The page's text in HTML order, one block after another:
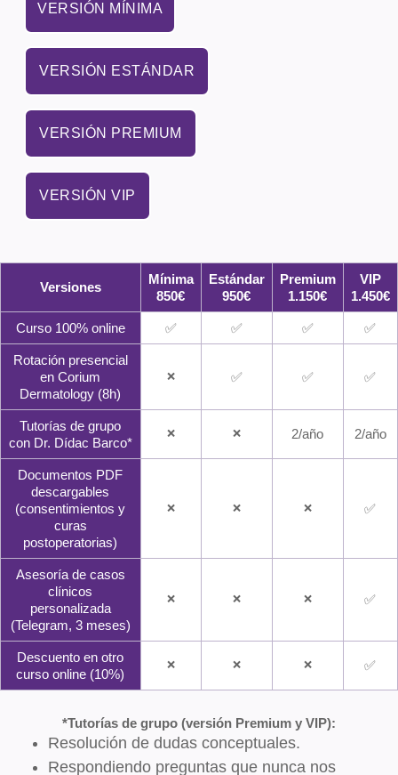
VERSIÓN MÍNIMA
VERSIÓN ESTÁNDAR
VERSIÓN PREMIUM
VERSIÓN VIP
Versiones
Mínima
850€
Estándar
950€
Premium
1.150€
VIP
1.450€
Curso 100% online ✅ ✅ ✅ ✅
Rotación presencial
en Corium
Dermatology (8h)
❌ ✅ ✅ ✅
Tutorías de grupo
con Dr. Dídac Barco*
❌ ❌ 2/año 2/año
Documentos PDF
descargables
(consentimientos y
curas
postoperatorias)
❌ ❌ ❌ ✅
Asesoría de casos
clínicos
personalizada
(Telegram, 3 meses)
❌ ❌ ❌ ✅
Descuento en otro
curso online (10%)
❌ ❌ ❌ ✅
*Tutorías de grupo (versión Premium y VIP):
Resolución de dudas conceptuales.
Respondiendo preguntas que nunca nos